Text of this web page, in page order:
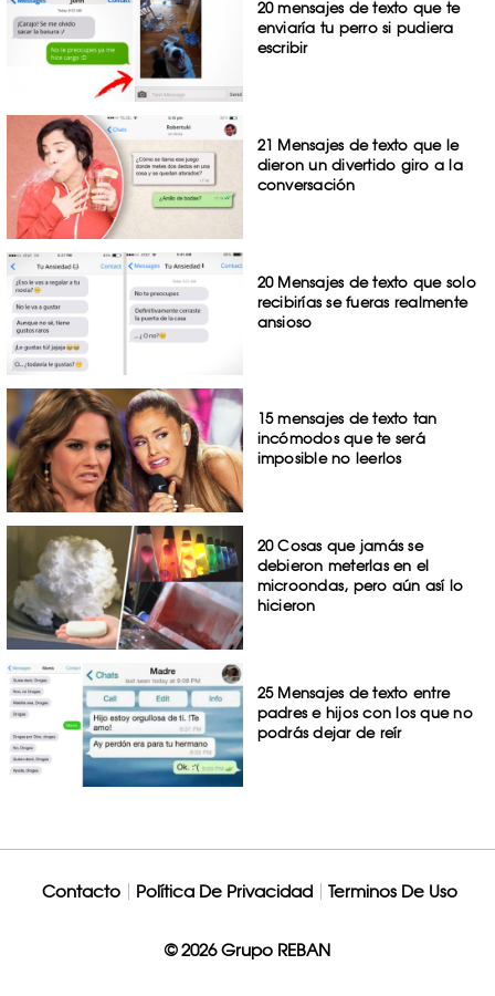
20 mensajes de texto que te
enviaría tu perro si pudiera
escribir
21 Mensajes de texto que le
dieron un divertido giro a la
conversación
20 Mensajes de texto que solo
recibirías se fueras realmente
ansioso
15 mensajes de texto tan
incómodos que te será
imposible no leerlos
20 Cosas que jamás se
debieron meterlas en el
microondas, pero aún así lo
hicieron
25 Mensajes de texto entre
padres e hijos con los que no
podrás dejar de reír
Contacto Política De Privacidad Terminos De Uso
© 2026 Grupo REBAN